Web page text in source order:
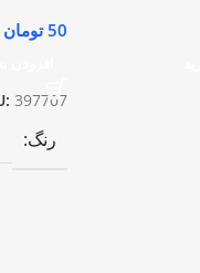
50 تومان
397707
رنگ